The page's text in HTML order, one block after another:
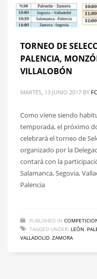
TORNEO DE
PALENCIA,
VILLALOBÓN
MARTES, 13 JUNIO 2017 BY
Como viene siendo
temporada, el próximo
celebrará el torneo de
organizado por la
contará con la
Salamanca, Segovia,
Palencia
PUBLISHED IN
TAGGED UNDER: LEÓN
VALLADOLID ZAMORA